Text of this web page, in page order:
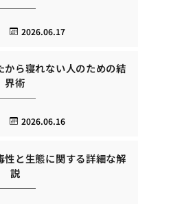
2026.06.17
ら寝れない人のための結
界術
2026.06.16
と生態に関する詳細な解
説